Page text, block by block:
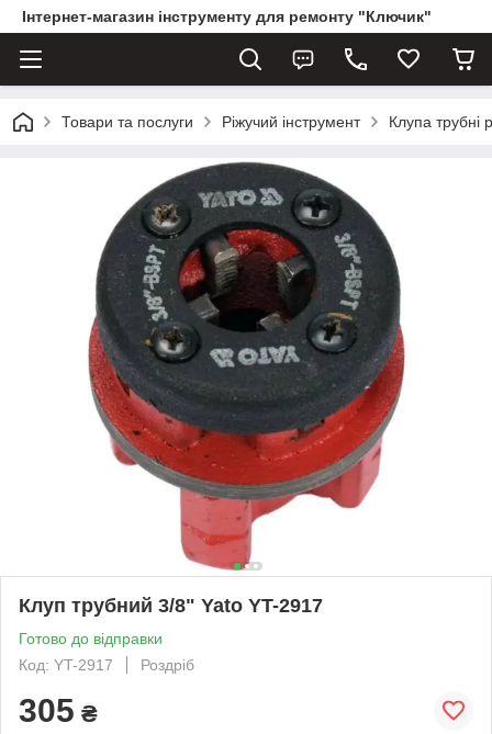
Інтернет-магазин інструменту для ремонту "Ключик"
Товари та послуги Ріжучий інструмент Клупа трубні
Клуп трубний 3/8" Yato YT-2917
Готово до відправки
Код: YT-2917
Роздріб
305 ₴